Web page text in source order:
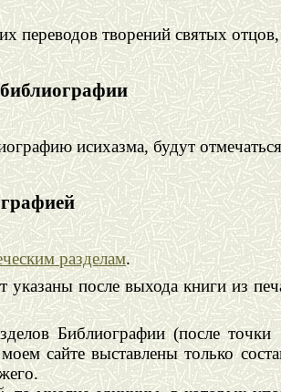
переводов творений святых
исихазма, будут
разделам.
указаны после выхода книги из
Библиографии (после точки
сайте выставлены только